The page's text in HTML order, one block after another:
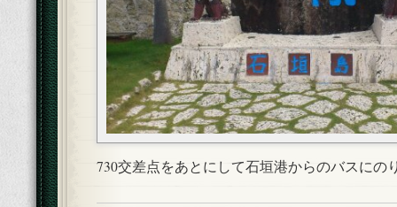
730交差点をあとにして石垣港からのバスにの